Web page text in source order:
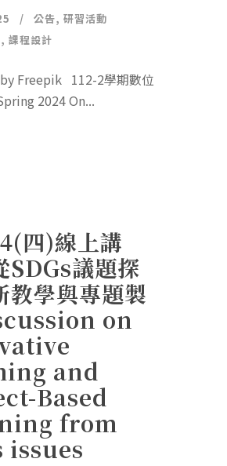
公告, 研習活動
, 課程設計
Freepik 112-2學期數位
2024 On...
四)線上講
SDGs議題探
教學與專題製
on
and
Based
from
issues